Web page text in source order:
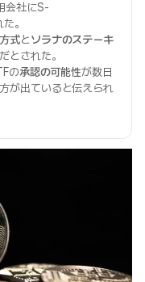
会社にS-
。
式とソラナのステーキ
とされた。
の承認の可能性が数日
が出ていると伝えられ